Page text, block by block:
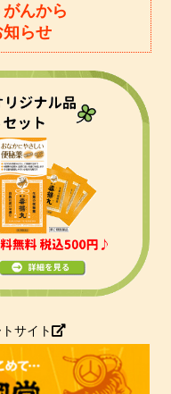
んから
らせ
サイト